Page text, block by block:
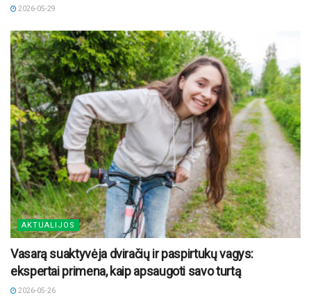
2026-05-29
AKTUALIJOS
Vasarą suaktyvėja dviračių ir paspirtukų vagys:
ekspertai primena, kaip apsaugoti savo turtą
2026-05-26